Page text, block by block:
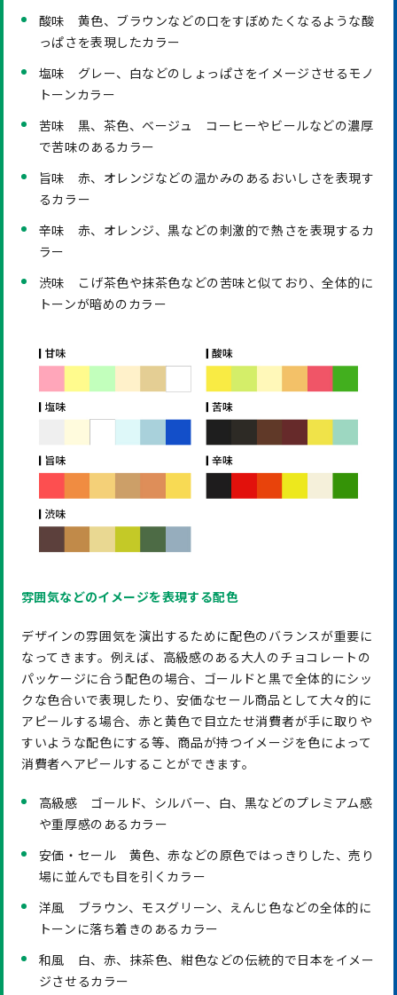
酸味 黄色、ブラウンなどの口をすぼめたくなるような酸
っぱさを表現したカラー
塩味 グレー、白などのしょっぱさをイメージさせるモノ
トーンカラー
苦味 黒、茶色、ベージュ コーヒーやビールなどの濃厚
で苦味のあるカラー
旨味 赤、オレンジなどの温かみのあるおいしさを表現す
るカラー
辛味 赤、オレンジ、黒などの刺激的で熱さを表現するカ
ラー
渋味 こげ茶色や抹茶色などの苦味と似ており、全体的に
トーンが暗めのカラー
雰囲気などのイメージを表現する配色
デザインの雰囲気を演出するために配色のバランスが重要に
なってきます。例えば、高級感のある大人のチョコレートの
パッケージに合う配色の場合、ゴールドと黒で全体的にシッ
クな色合いで表現したり、安価なセール商品として大々的に
アピールする場合、赤と黄色で目立たせ消費者が手に取りや
すいような配色にする等、商品が持つイメージを色によって
消費者へアピールすることができます。
高級感 ゴールド、シルバー、白、黒などのプレミアム感
や重厚感のあるカラー
安価・セール 黄色、赤などの原色ではっきりした、売り
場に並んでも目を引くカラー
洋風 ブラウン、モスグリーン、えんじ色などの全体的に
トーンに落ち着きのあるカラー
和風 白、赤、抹茶色、紺色などの伝統的で日本をイメー
ジさせるカラー